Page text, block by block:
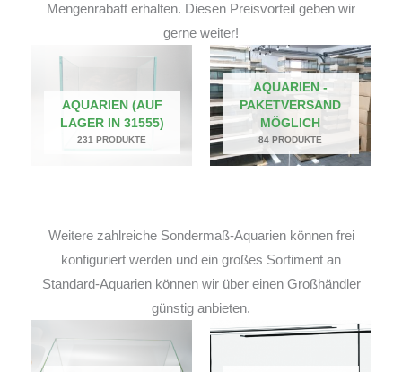
Mengenrabatt erhalten. Diesen Preisvorteil geben wir
gerne weiter!
AQUARIEN (AUF
LAGER IN 31555)
231 PRODUKTE
AQUARIEN -
PAKETVERSAND
MÖGLICH
84 PRODUKTE
Weitere zahlreiche Sondermaß-Aquarien können frei
konfiguriert werden und ein großes Sortiment an
Standard-Aquarien können wir über einen Großhändler
günstig anbieten.